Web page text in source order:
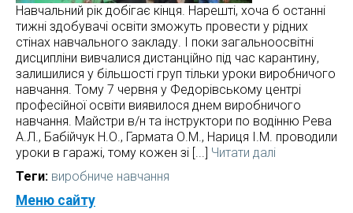
NATASABABIJCUK@GMAIL.COM
Навчальний рік добігає кінця. Нарешті, хоча б останні
тижні здобувачі освіти зможуть провести у рідних
стінах навчального закладу. І поки загальноосвітні
дисципліни вивчалися дистанційно під час карантину,
залишилися у більшості груп тільки уроки виробничого
навчання. Тому 7 червня у Федорівському центрі
професійної освіти виявилося днем виробничого
навчання. Майстри в/н та інструктори по водінню Рева
А.Л., Бабійчук Н.О., Гармата О.М., Нариця І.М. проводили
уроки в гаражі, тому кожен зі [...] Читати далі
Теги: виробниче навчання
Меню сайту